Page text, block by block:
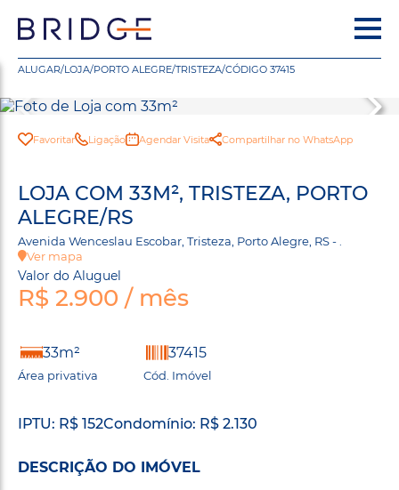
ALUGAR/LOJA/PORTO ALEGRE/TRISTEZA/CÓDIGO 37415
Favoritar Ligação Agendar Visita Compartilhar no WhatsApp
LOJA COM 33M², TRISTEZA, PORTO
ALEGRE/RS
Avenida Wenceslau Escobar, Tristeza, Porto Alegre, RS - .
Ver mapa
Valor do Aluguel
R$ 2.900 / mês
33m²
Área privativa
37415
Cód. Imóvel
IPTU: R$ 152Condomínio: R$ 2.130
DESCRIÇÃO DO IMÓVEL